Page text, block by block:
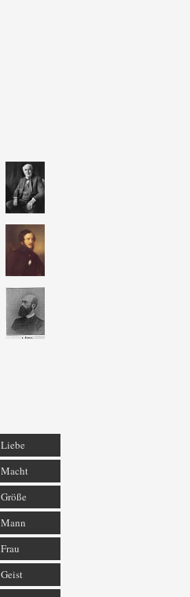
Liebe
Macht
Größe
Mann
Frau
Geist